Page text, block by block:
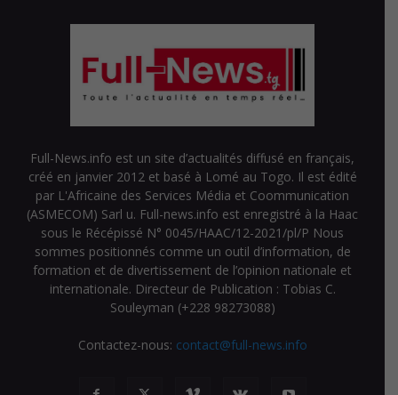
Full-News.info est un site d’actualités diffusé en français,
créé en janvier 2012 et basé à Lomé au Togo. Il est édité
par L'Africaine des Services Média et Coommunication
(ASMECOM) Sarl u. Full-news.info est enregistré à la Haac
sous le Récépissé N° 0045/HAAC/12-2021/pl/P Nous
sommes positionnés comme un outil d’information, de
formation et de divertissement de l’opinion nationale et
internationale. Directeur de Publication : Tobias C.
Souleyman (+228 98273088)
Contactez-nous: contact@full-news.info